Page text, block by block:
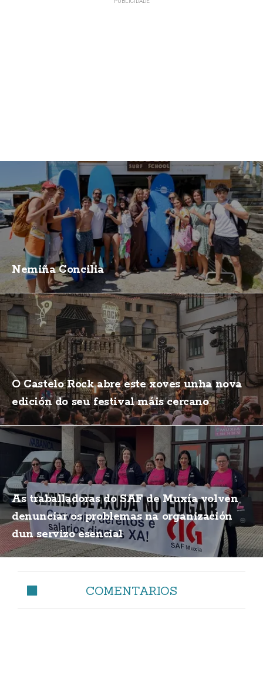
Nemiña Concilia
O Castelo Rock abre este xoves unha nova
edición do seu festival máis cercano
As traballadoras do SAF de Muxía volven
denunciar os problemas na organización
dun servizo esencial
COMENTARIOS